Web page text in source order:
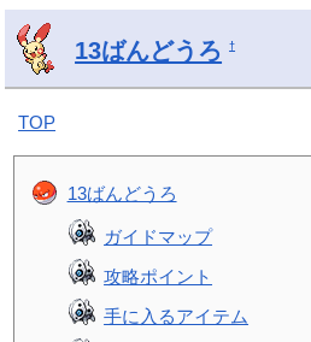
13ばんどうろ †
TOP
13ばんどうろ
ガイドマップ
攻略ポイント
手に入るアイテム